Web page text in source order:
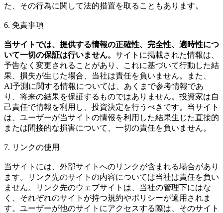
た、その行為に関して法的措置を取ることもあります。
6. 免責事項
当サイトでは、提供する情報の正確性、完全性、適時性につ
いて一切の保証は行いません。 サイトに掲載された情報は、
予告なく変更されることがあり、これに基づいて行動した結
果、損失が生じた場合、当社は責任を負いません。また、
AI予測に関する情報については、あくまで参考情報であ
り、将来の結果を保証するものではありません。投資家は自
己責任で情報を利用し、投資決定を行うべきです。当サイト
は、ユーザーが当サイトの情報を利用した結果生じた直接的
または間接的な損害について、一切の責任を負いません。
7. リンクの使用
当サイトには、外部サイトへのリンクが含まれる場合があり
ます。リンク先のサイトの内容については当社は責任を負い
ません。リンク先のウェブサイトは、当社の管理下にはな
く、それぞれのサイトが持つ規約やポリシーが適用されま
す。ユーザーが他のサイトにアクセスする際は、そのサイト